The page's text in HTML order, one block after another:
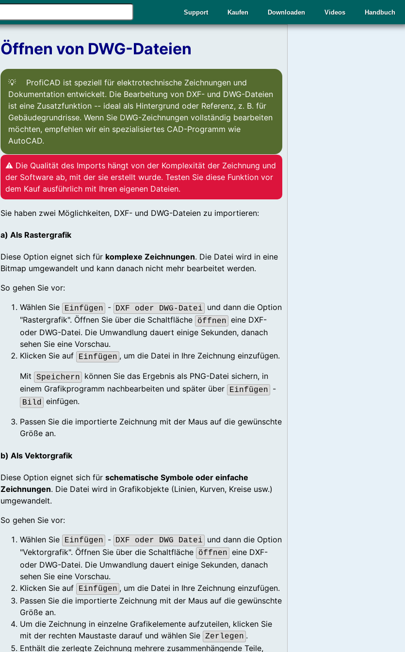
die
Pfeile
nach
oben
und
unten,
um
das
verfügbare
Ergebnis
Eingabetaste,
zum
Suchergebnis
Benutzer
von
und
Streichgesten
verwenden.
Handbuch
Videos
Downloaden
Kaufen
Support
Öffnen von DWG-Dateien
ProfiCAD ist speziell für elektrotechnische Zeichnungen und
Dokumentation entwickelt. Die Bearbeitung von DXF- und DWG-Dateien
ist eine Zusatzfunktion -- ideal als Hintergrund oder Referenz, z. B. für
Gebäudegrundrisse. Wenn Sie DWG-Zeichnungen vollständig bearbeiten
möchten, empfehlen wir ein spezialisiertes CAD-Programm wie
AutoCAD.
⚠️ Die Qualität des Imports hängt von der Komplexität der Zeichnung und
der Software ab, mit der sie erstellt wurde. Testen Sie diese Funktion vor
dem Kauf ausführlich mit Ihren eigenen Dateien.
Sie haben zwei Möglichkeiten, DXF- und DWG-Dateien zu importieren:
a) Als Rastergrafik
Diese Option eignet sich für komplexe Zeichnungen. Die Datei wird in eine
Bitmap umgewandelt und kann danach nicht mehr bearbeitet werden.
So gehen Sie vor:
Wählen Sie
Einfügen - DXF oder DWG-Datei
und dann die Option
"Rastergrafik". Öffnen Sie über die Schaltfläche
öffnen eine DXF-
oder DWG-Datei. Die Umwandlung dauert einige Sekunden, danach
sehen Sie eine Vorschau.
Klicken Sie auf
Einfügen , um die Datei in Ihre Zeichnung einzufügen.
Mit Speichern
können Sie das Ergebnis als PNG-Datei sichern, in
einem Grafikprogramm nachbearbeiten und später über
Einfügen -
Bild einfügen.
Passen Sie die importierte Zeichnung mit der Maus auf die gewünschte
Größe an.
b) Als Vektorgrafik
Diese Option eignet sich fürschematische Symbole oder einfache
Zeichnungen. Die Datei wird in Grafikobjekte (Linien, Kurven, Kreise usw.)
umgewandelt.
So gehen Sie vor:
Wählen Sie
Einfügen - DXF oder DWG Datei
und dann die Option
"Vektorgrafik". Öffnen Sie über die Schaltfläche
öffnen eine DXF-
oder DWG-Datei. Die Umwandlung dauert einige Sekunden, danach
sehen Sie eine Vorschau.
Klicken Sie auf
Einfügen , um die Datei in Ihre Zeichnung einzufügen.
Passen Sie die importierte Zeichnung mit der Maus auf die gewünschte
Größe an.
Um die Zeichnung in einzelne Grafikelemente aufzuteilen, klicken Sie
mit der rechten Maustaste darauf und wählen Sie Zerlegen .
Enthält die zerlegte Zeichnung mehrere zusammenhängende Teile,